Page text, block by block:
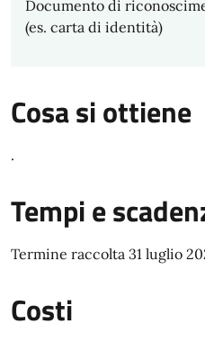
Documento di
(es. carta di identità)
Cosa si ottiene
.
Tempi e
Termine raccolta 31 luglio
Costi